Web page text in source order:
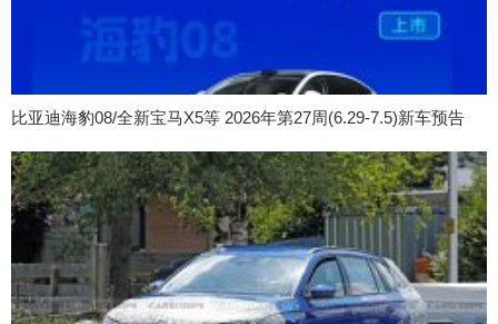
比亚迪海豹08/全新宝马X5等 2026年第27周(6.29-7.5)新车预告